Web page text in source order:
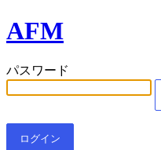
AFM
パスワード